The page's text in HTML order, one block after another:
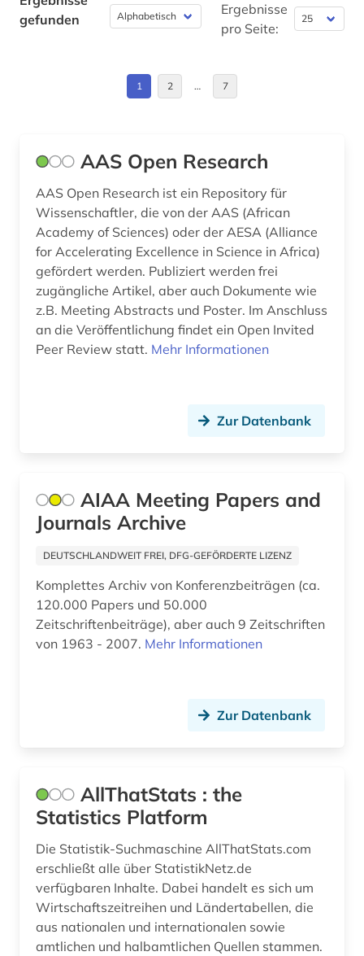
brandschutz (2)
brennstoffe (1)
chemikalien (1)
chemische industrie (2)
computersicherheit (1)
datensammlung (1)
demographie (3)
denkmalpflege (1)
digitalisierung (1)
einbruchsicherung (1)
elektronik (2)
emissionen (1)
energie (10)
energiebewusstes bauen (1)
energieeffizienz (3)
Ukraine (1)
gefunden
Ergebnisse
pro Seite:
1 2 … 7
AAS Open Research
AAS Open Research ist ein Repository für
Wissenschaftler, die von der AAS (African
Academy of Sciences) oder der AESA (Alliance
for Accelerating Excellence in Science in Africa)
gefördert werden. Publiziert werden frei
zugängliche Artikel, aber auch Dokumente wie
z.B. Meeting Abstracts und Poster. Im Anschluss
an die Veröffentlichung findet ein Open Invited
Peer Review statt. Mehr Informationen
Zur Datenbank
AIAA Meeting Papers and
Journals Archive
DEUTSCHLANDWEIT FREI, DFG-GEFÖRDERTE LIZENZ
Komplettes Archiv von Konferenzbeiträgen (ca.
120.000 Papers und 50.000
Zeitschriftenbeiträge), aber auch 9 Zeitschriften
von 1963 - 2007. Mehr Informationen
Zur Datenbank
AllThatStats : the
Statistics Platform
Die Statistik-Suchmaschine AllThatStats.com
erschließt alle über StatistikNetz.de
verfügbaren Inhalte. Dabei handelt es sich um
Wirtschaftszeitreihen und Ländertabellen, die
aus nationalen und internationalen sowie
amtlichen und halbamtlichen Quellen stammen.